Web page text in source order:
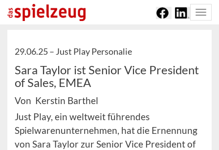
29.06.25 – Just Play Personalie
Sara Taylor ist Senior Vice President
of Sales, EMEA
Von Kerstin Barthel
Just Play, ein weltweit führendes
Spielwarenunternehmen, hat die Ernennung
von Sara Taylor zur Senior Vice President of